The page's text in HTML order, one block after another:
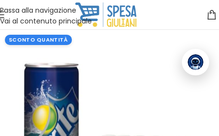
Passa alla navigazione
Vai al contenuto principale
Vuoi assistenza?Clicca qui e ti richiamiamo noi
SCONTO QUANTITÀ